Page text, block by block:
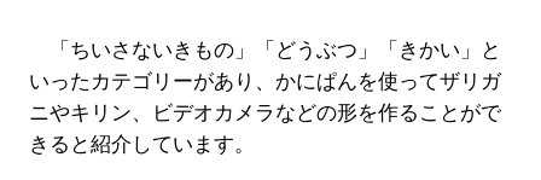
「ちいさないきもの」「どうぶつ」「きかい」と
いったカテゴリーがあり、かにぱんを使ってザリガ
ニやキリン、ビデオカメラなどの形を作ることがで
きると紹介しています。